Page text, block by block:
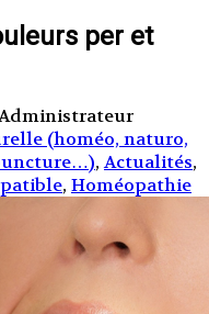
per et
(homéo, naturo,
,Actualités,
, Homéopathie